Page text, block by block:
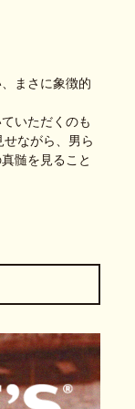
まさに象徴的
いただくのも
ながら、男ら
髄を見ること